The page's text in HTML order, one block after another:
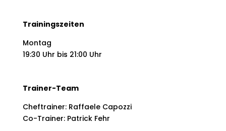
Trainingszeiten
Montag
19:30 Uhr bis 21:00 Uhr
Trainer-Team
Cheftrainer: Raffaele Capozzi
Co-Trainer: Patrick Fehr